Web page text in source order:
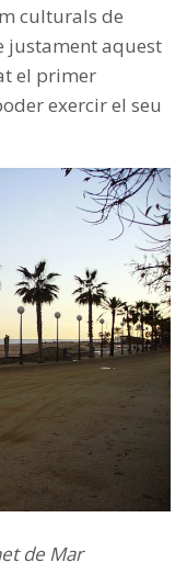
culturals de
justament aquest
el primer
exercir el seu
de Mar